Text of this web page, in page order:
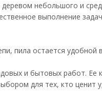
небольшого и
выполнение
пила остается удобной
и бытовых работ.
для тех, кто ценит